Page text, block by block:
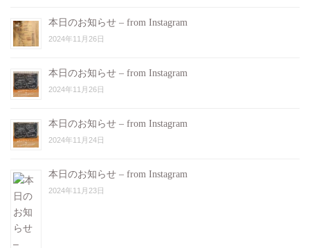
本日のお知らせ – from Instagram
2024年11月26日
本日のお知らせ – from Instagram
2024年11月26日
本日のお知らせ – from Instagram
2024年11月24日
本日のお知らせ – from Instagram
2024年11月23日